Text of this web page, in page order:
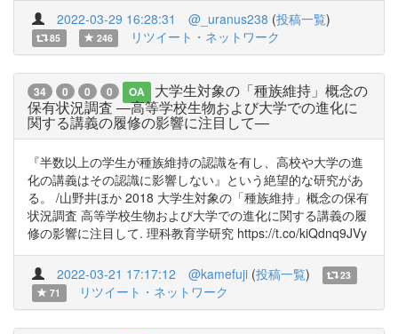
2022-03-29 16:28:31 @_uranus238 (投稿一覧)
85 246 リツイート・ネットワーク
34 0 0 0 OA
大学生対象の「種族維持」概念の
保有状況調査 ―高等学校生物および大学での進化に
関する講義の履修の影響に注目して―
『半数以上の学生が種族維持の認識を有し、高校や大学の進
化の講義はその認識に影響しない』という絶望的な研究があ
る。 /山野井ほか 2018 大学生対象の「種族維持」概念の保有
状況調査 高等学校生物および大学での進化に関する講義の履
修の影響に注目して. 理科教育学研究 https://t.co/kiQdnq9JVy
2022-03-21 17:17:12 @kamefuji (投稿一覧)
23
71
リツイート・ネットワーク